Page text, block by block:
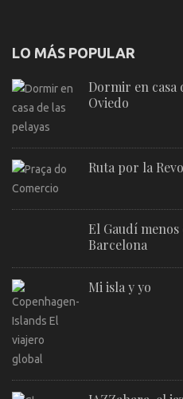
LO MÁS POPULAR
Dormir en casa
Oviedo
Ruta por la
El Gaudí
Barcelona
Mi isla y yo